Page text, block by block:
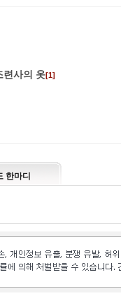
련사의 옷[1]
한마디